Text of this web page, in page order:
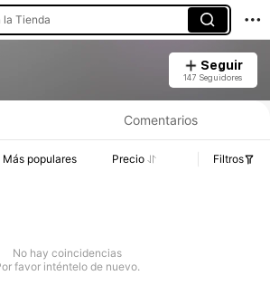
la Tienda
Seguir
147 Seguidores
Comentarios
Más populares Precio Filtros
No hay coincidencias
favor inténtelo de nuevo.